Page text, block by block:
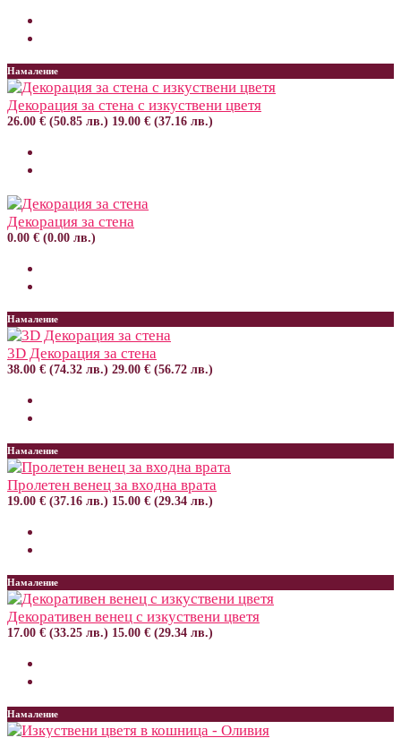
Намаление
Декорация за стена с изкуствени цветя
26.00 € (50.85 лв.) 19.00 € (37.16 лв.)
Декорация за стена
0.00 € (0.00 лв.)
Намаление
3D Декорация за стена
38.00 € (74.32 лв.) 29.00 € (56.72 лв.)
Намаление
Пролетен венец за входна врата
19.00 € (37.16 лв.) 15.00 € (29.34 лв.)
Намаление
Декоративен венец с изкуствени цветя
17.00 € (33.25 лв.) 15.00 € (29.34 лв.)
Намаление